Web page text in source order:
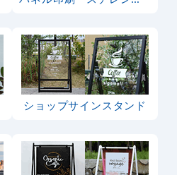
ショップサインスタンド